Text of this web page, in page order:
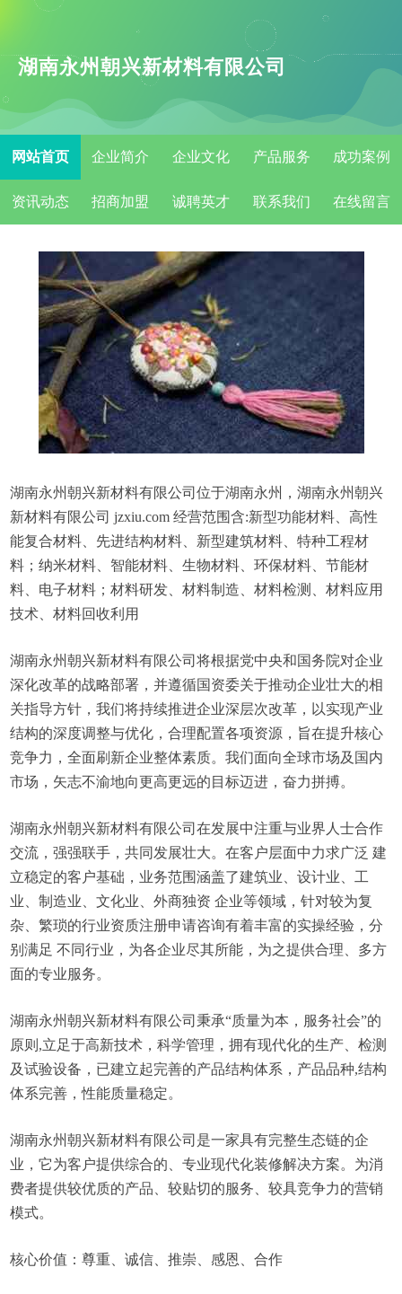
湖南永州朝兴新材料有限公司
网站首页 企业简介 企业文化 产品服务 成功案例
资讯动态 招商加盟 诚聘英才 联系我们 在线留言
湖南永州朝兴新材料有限公司位于湖南永州，湖南永州朝兴
新材料有限公司 jzxiu.com 经营范围含:新型功能材料、高性
能复合材料、先进结构材料、新型建筑材料、特种工程材
料；纳米材料、智能材料、生物材料、环保材料、节能材
料、电子材料；材料研发、材料制造、材料检测、材料应用
技术、材料回收利用
湖南永州朝兴新材料有限公司将根据党中央和国务院对企业
深化改革的战略部署，并遵循国资委关于推动企业壮大的相
关指导方针，我们将持续推进企业深层次改革，以实现产业
结构的深度调整与优化，合理配置各项资源，旨在提升核心
竞争力，全面刷新企业整体素质。我们面向全球市场及国内
市场，矢志不渝地向更高更远的目标迈进，奋力拼搏。
湖南永州朝兴新材料有限公司在发展中注重与业界人士合作
交流，强强联手，共同发展壮大。在客户层面中力求广泛 建
立稳定的客户基础，业务范围涵盖了建筑业、设计业、工
业、制造业、文化业、外商独资 企业等领域，针对较为复
杂、繁琐的行业资质注册申请咨询有着丰富的实操经验，分
别满足 不同行业，为各企业尽其所能，为之提供合理、多方
面的专业服务。
湖南永州朝兴新材料有限公司秉承“质量为本，服务社会”的
原则,立足于高新技术，科学管理，拥有现代化的生产、检测
及试验设备，已建立起完善的产品结构体系，产品品种,结构
体系完善，性能质量稳定。
湖南永州朝兴新材料有限公司是一家具有完整生态链的企
业，它为客户提供综合的、专业现代化装修解决方案。为消
费者提供较优质的产品、较贴切的服务、较具竞争力的营销
模式。
核心价值：尊重、诚信、推崇、感恩、合作